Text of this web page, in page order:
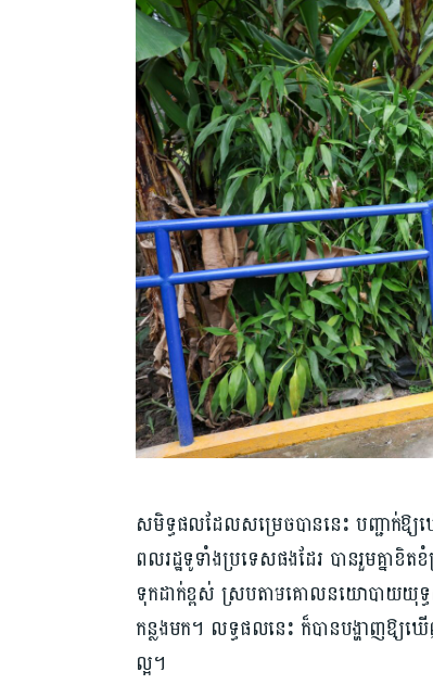
សមិទ្ធផល​ដែលសម្រេច​បាន​នេះ បញ្ជាក់​ឱ្យ​
ពលរដ្ឋ​ទូទាំង​ប្រទេសផងដែរ បាន​រួមគ្នា​ខិ
ទុកដាក់ខ្ពស់ ស្របតាម​គោលនយោបាយ​យុទ្ធ
កន្លងមក។ លទ្ធផលនេះ ក៏​បានបង្ហាញ​ឱ្យ​ឃ
ល្អ។